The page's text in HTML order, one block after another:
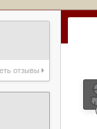
отзывы